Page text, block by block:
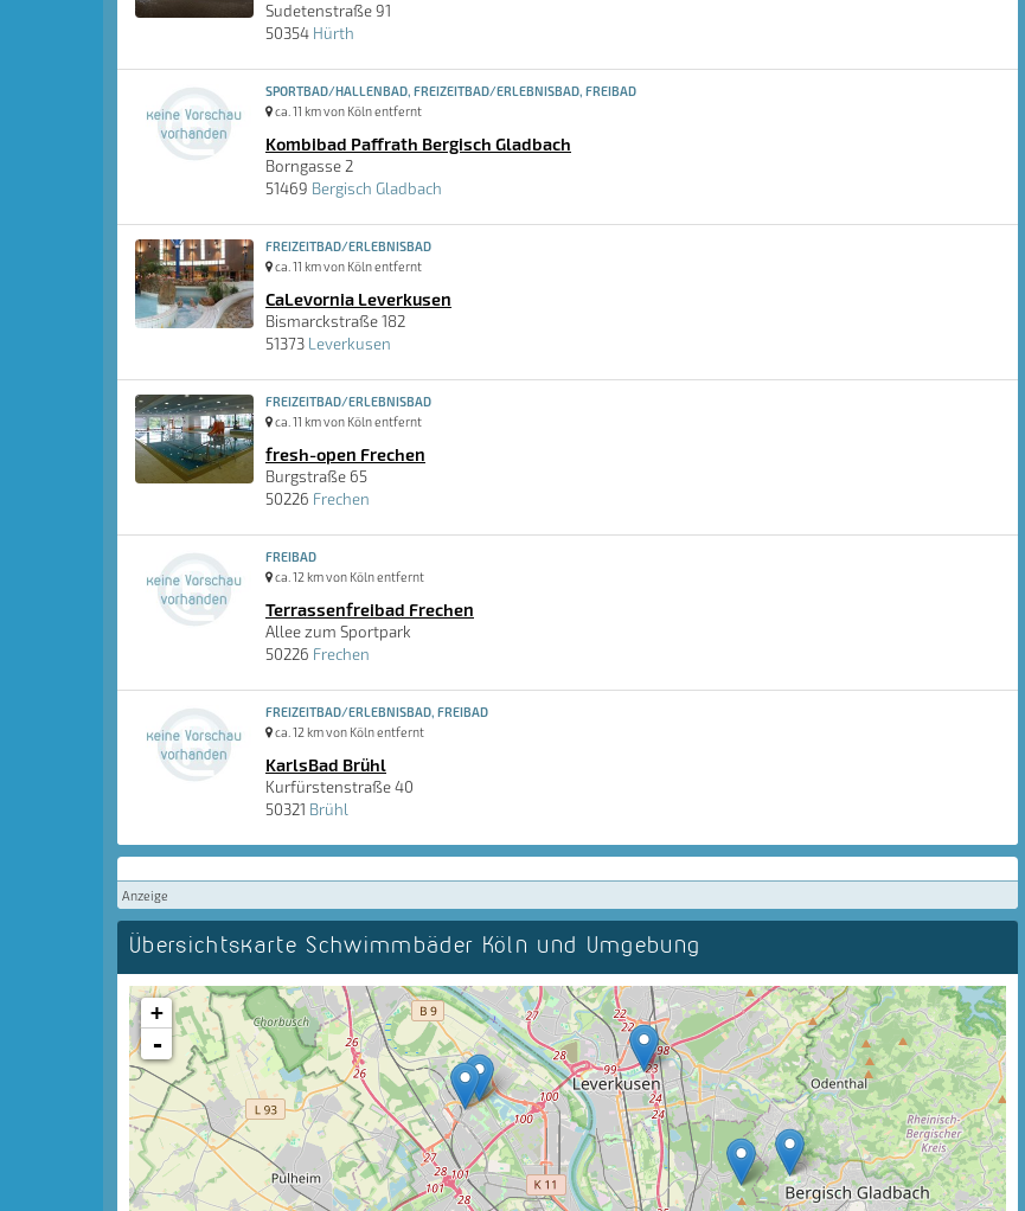
Sudetenstraße 91
50354 Hürth
SPORTBAD/HALLENBAD, FREIZEITBAD/ERLEBNISBAD, FREIBAD
ca. 11 km von Köln entfernt
Kombibad Paffrath Bergisch Gladbach
Borngasse 2
51469 Bergisch Gladbach
FREIZEITBAD/ERLEBNISBAD
ca. 11 km von Köln entfernt
CaLevornia Leverkusen
Bismarckstraße 182
51373 Leverkusen
FREIZEITBAD/ERLEBNISBAD
ca. 11 km von Köln entfernt
fresh-open Frechen
Burgstraße 65
50226 Frechen
FREIBAD
ca. 12 km von Köln entfernt
Terrassenfreibad Frechen
Allee zum Sportpark
50226 Frechen
FREIZEITBAD/ERLEBNISBAD, FREIBAD
ca. 12 km von Köln entfernt
KarlsBad Brühl
Kurfürstenstraße 40
50321 Brühl
Anzeige
Übersichtskarte Schwimmbäder Köln und Umgebung
+
-